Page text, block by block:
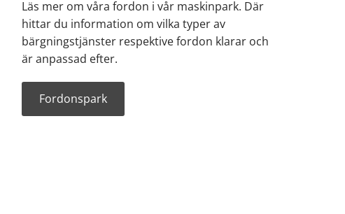
Läs mer om våra fordon i vår maskinpark. Där
hittar du information om vilka typer av
bärgningstjänster respektive fordon klarar och
är anpassad efter.
Fordonspark